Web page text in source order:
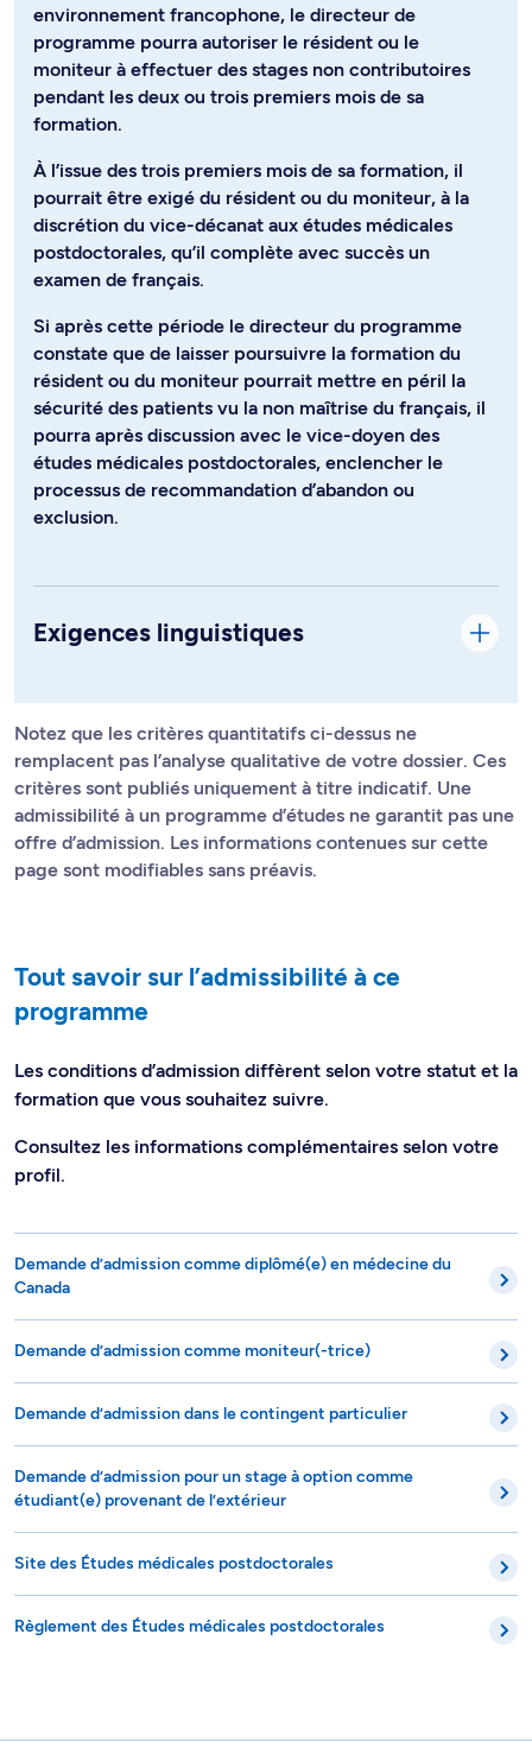
environnement francophone, le directeur de
programme pourra autoriser le résident ou le
moniteur à effectuer des stages non contributoires
pendant les deux ou trois premiers mois de sa
formation.
À l’issue des trois premiers mois de sa formation, il
pourrait être exigé du résident ou du moniteur, à la
discrétion du vice-décanat aux études médicales
postdoctorales, qu’il complète avec succès un
examen de français.
Si après cette période le directeur du programme
constate que de laisser poursuivre la formation du
résident ou du moniteur pourrait mettre en péril la
sécurité des patients vu la non maîtrise du français, il
pourra après discussion avec le vice-doyen des
études médicales postdoctorales, enclencher le
processus de recommandation d’abandon ou
exclusion.
Exigences linguistiques
Notez que les critères quantitatifs ci-dessus ne
remplacent pas l’analyse qualitative de votre dossier. Ces
critères sont publiés uniquement à titre indicatif. Une
admissibilité à un programme d’études ne garantit pas une
offre d’admission. Les informations contenues sur cette
page sont modifiables sans préavis.
Tout savoir sur l’admissibilité à ce
programme
Les conditions d’admission diffèrent selon votre statut et la
formation que vous souhaitez suivre.
Consultez les informations complémentaires selon votre
profil.
Demande d’admission comme diplômé(e) en médecine du
Canada
Demande d’admission comme moniteur(-trice)
Demande d’admission dans le contingent particulier
Demande d’admission pour un stage à option comme
étudiant(e) provenant de l’extérieur
Site des Études médicales postdoctorales
Règlement des Études médicales postdoctorales